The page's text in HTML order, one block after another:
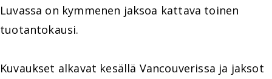
Luvassa on kymmenen jaksoa kattava toinen
tuotantokausi.
Kuvaukset alkavat kesällä Vancouverissa ja jaksot